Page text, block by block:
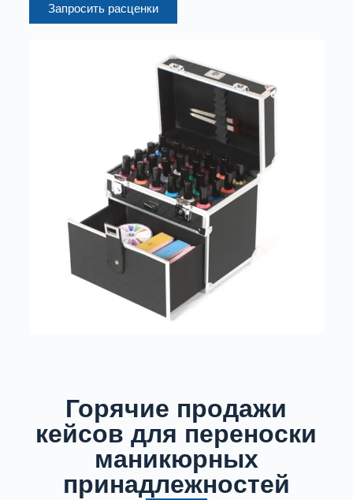
Запросить расценки
Горячие продажи
кейсов для переноски
маникюрных
принадлежностей